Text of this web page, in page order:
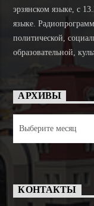
эрзянском языке, с
языке.
политической,
образовательной,
АРХИВЫ
КОНТАКТЫ